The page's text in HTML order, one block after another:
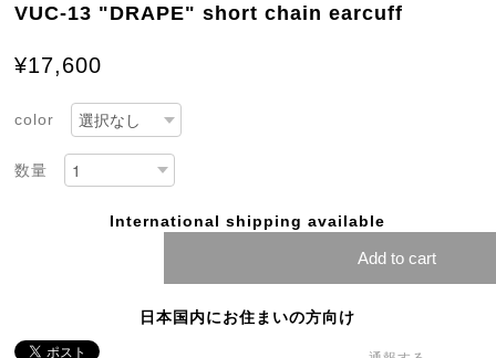
VUC-13 "DRAPE" short chain earcuff
¥17,600
color
数量
International shipping available
Add to cart
日本国内にお住まいの方向け